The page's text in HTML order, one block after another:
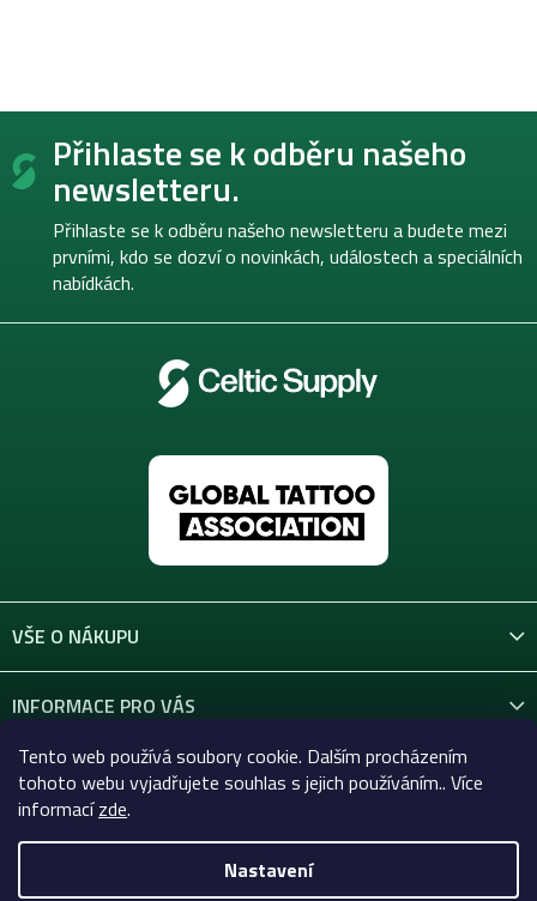
Tento web používá soubory cookie. Dalším procházením
tohoto webu vyjadřujete souhlas s jejich používáním.. Více
informacízde.
Nastavení
Z
Přihlaste se k odběru našeho
newsletteru.
Přihlaste se k odběru našeho newsletteru a budete mezi
prvními, kdo se dozví o novinkách, událostech a speciálních
nabídkách.
VŠE O NÁKUPU
INFORMACE PRO VÁS
KONTAKT